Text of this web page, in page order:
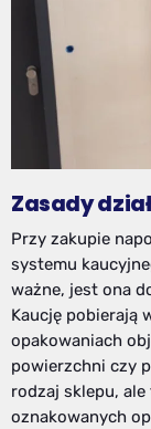
Zasady
Przy zakupie
systemu
ważne, jest ona
Kaucję pobierają
opakowaniach
powierzchni czy
rodzaj sklepu,
oznakowanych